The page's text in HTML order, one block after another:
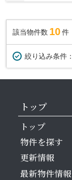
該当物件数 10件
絞り込み条件：
トップ
トップ
物件を探す
更新情報
最新物件情報